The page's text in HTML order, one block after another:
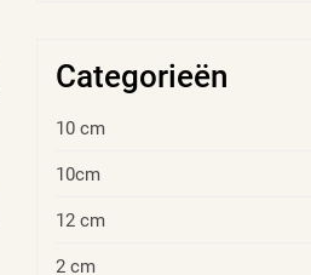
Categorieën
10 cm
10cm
12 cm
2 cm